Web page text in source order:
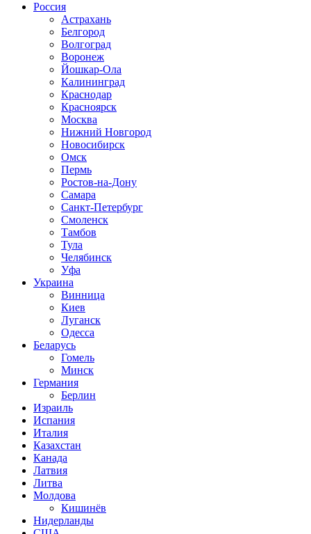
Россия
Астрахань
Белгород
Волгоград
Воронеж
Йошкар-Ола
Калининград
Краснодар
Красноярск
Москва
Нижний Новгород
Новосибирск
Омск
Пермь
Ростов-на-Дону
Самара
Санкт-Петербург
Смоленск
Тамбов
Тула
Челябинск
Уфа
Украина
Винница
Киев
Луганск
Одесса
Беларусь
Гомель
Минск
Германия
Берлин
Израиль
Испания
Италия
Казахстан
Канада
Латвия
Литва
Молдова
Кишинёв
Нидерланды